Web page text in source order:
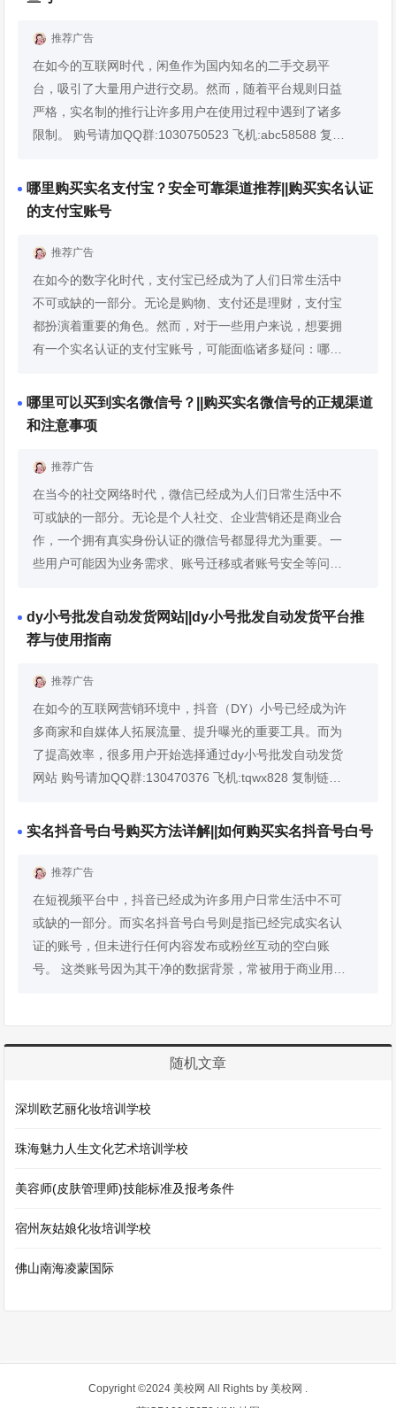
推荐广告
在如今的互联网时代，闲鱼作为国内知名的二手交易平
台，吸引了大量用户进行交易。然而，随着平台规则日益
严格，实名制的推行让许多用户在使用过程中遇到了诸多
限制。 购号请加QQ群:1030750523 飞机:abc58588 复制
限制，一些人开始寻求小号来满足自己...展开详情
哪里购买实名支付宝？安全可靠渠道推荐||购买实名认证
的支付宝账号
推荐广告
在如今的数字化时代，支付宝已经成为了人们日常生活中
不可或缺的一部分。无论是购物、支付还是理财，支付宝
都扮演着重要的角色。然而，对于一些用户来说，想要拥
有一个实名认证的支付宝账号，可能面临诸多疑问：哪里
过程的安全性？ 为什...展开详情
哪里可以买到实名微信号？||购买实名微信号的正规渠道
和注意事项
推荐广告
在当今的社交网络时代，微信已经成为人们日常生活中不
可或缺的一部分。无论是个人社交、企业营销还是商业合
作，一个拥有真实身份认证的微信号都显得尤为重要。一
些用户可能因为业务需求、账号迁移或者账号安全等问
在不少不法分子利用这...展开详情
dy小号批发自动发货网站||dy小号批发自动发货平台推
荐与使用指南
推荐广告
在如今的互联网营销环境中，抖音（DY）小号已经成为许
多商家和自媒体人拓展流量、提升曝光的重要工具。而为
了提高效率，很多用户开始选择通过dy小号批发自动发货
网站 购号请加QQ群:130470376 飞机:tqwx828 复制链接
发货平台来获取资源。这类平台不仅...展开详情
实名抖音号白号购买方法详解||如何购买实名抖音号白号
推荐广告
在短视频平台中，抖音已经成为许多用户日常生活中不可
或缺的一部分。而实名抖音号白号则是指已经完成实名认
证的账号，但未进行任何内容发布或粉丝互动的空白账
号。 这类账号因为其干净的数据背景，常被用于商业用
随机文章
深圳欧艺丽化妆培训学校
珠海魅力人生文化艺术培训学校
美容师(皮肤管理师)技能标准及报考条件
宿州灰姑娘化妆培训学校
佛山南海凌蒙国际
Copyright ©2024 美校网 All Rights by 美校网 .